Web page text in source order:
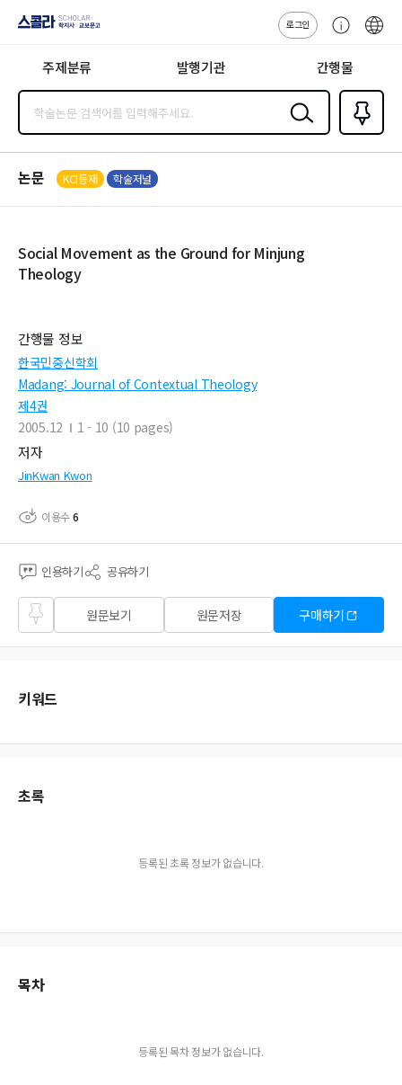
지사·교보문고
로그인
센
주제분류 발행기관 간행물
검색
즐겨찾
기0
논문 KCI등재 학술저널
Social Movement as the Ground for Minjung
Theology
간행물 정보
한국민중신학회
Madang: Journal of Contextual Theology
제4권
2005.12
1 - 10 (10 pages)
저자
JinKwan Kwon
이용수6
인용하기 공유하기
즐겨
찾기
원문보기 원문저장 구매하기
키워드
초록
등록된 초록 정보가 없습니다.
목차
등록된 목차 정보가 없습니다.